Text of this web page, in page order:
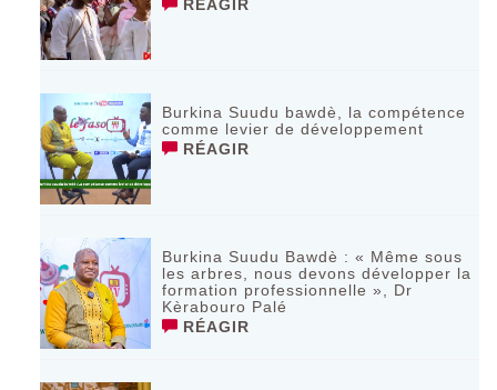
RÉAGIR
Burkina Suudu bawdè, la compétence
comme levier de développement
RÉAGIR
Burkina Suudu Bawdè : « Même sous
les arbres, nous devons développer la
formation professionnelle », Dr
Kèrabouro Palé
RÉAGIR